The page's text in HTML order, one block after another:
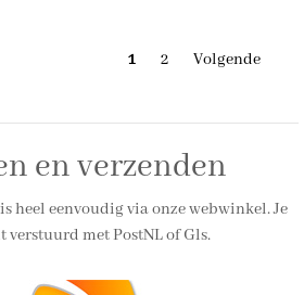
1 2 Volgende
en verzenden
heel eenvoudig via onze webwinkel. Je
verstuurd met PostNL of Gls.